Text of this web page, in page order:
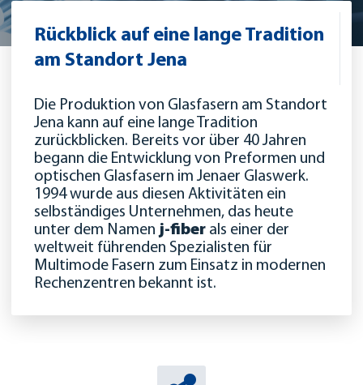
Rückblick auf eine lange Tradition
am Standort Jena
Die Produktion von Glasfasern am Standort
Jena kann auf eine lange Tradition
zurückblicken. Bereits vor über 40 Jahren
begann die Entwicklung von Preformen und
optischen Glasfasern im Jenaer Glaswerk.
1994 wurde aus diesen Aktivitäten ein
selbständiges Unternehmen, das heute
unter dem Namen j-fiber als einer der
weltweit führenden Spezialisten für
Multimode Fasern zum Einsatz in modernen
Rechenzentren bekannt ist.